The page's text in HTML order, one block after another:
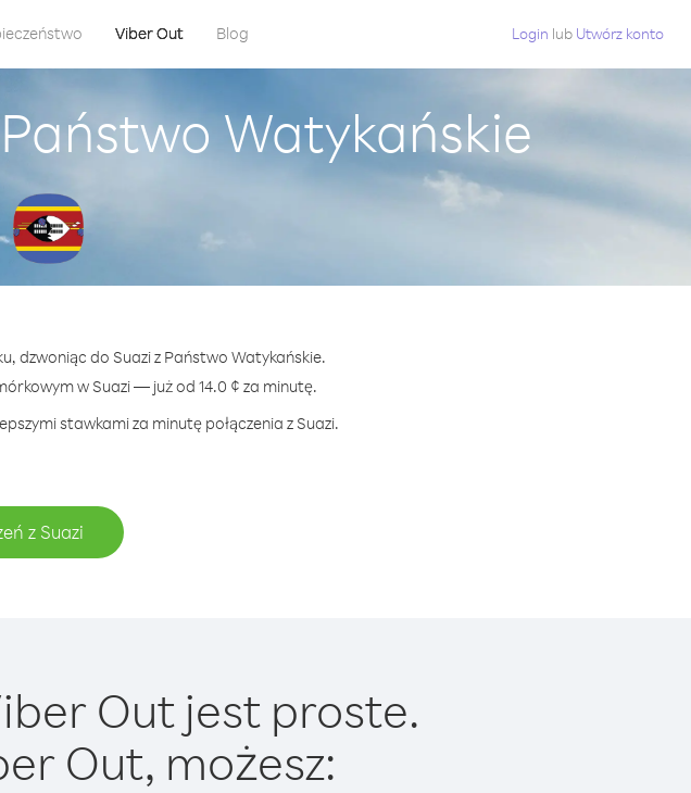
Viber Out Blog Login lub Utwórz konto
Watykańskie
dzwoniąc do Suazi z Państwo Watykańskie.
w Suazi — już od 14.0 ¢ za minutę.
stawkami za minutę połączenia z Suazi.
z Suazi
Out jest proste.
Out, możesz: